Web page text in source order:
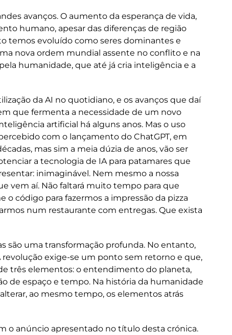
avanços. O aumento da esperança de vida,
humano, apesar das diferenças de região
temos evoluído como seres dominantes e
nova ordem mundial assente no conflito e na
humanidade, que até já cria inteligência e a
da AI no quotidiano, e os avanços que daí
que fermenta a necessidade de um novo
artificial há alguns anos. Mas o uso
com o lançamento do ChatGPT, em
mas sim a meia dúzia de anos, vão ser
a tecnologia de IA para patamares que
inimaginável. Nem mesmo a nossa
vem aí. Não faltará muito tempo para que
o código para fazermos a impressão da pizza
num restaurante com entregas. Que exista
são uma transformação profunda. No entanto,
revolução exige-se um ponto sem retorno e que,
três elementos: o entendimento do planeta,
de espaço e tempo. Na história da humanidade
ao mesmo tempo, os elementos atrás
o anúncio apresentado no título desta crónica.